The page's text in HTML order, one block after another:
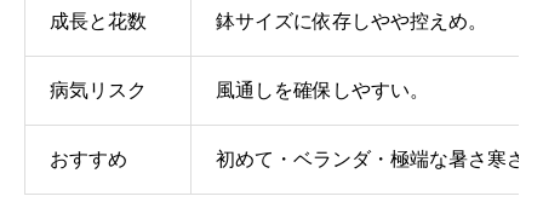
成長と花数 鉢サイズに依存しやや控えめ。
病気リスク 風通しを確保しやすい。
おすすめ 初めて・ベランダ・極端な暑さ寒さ